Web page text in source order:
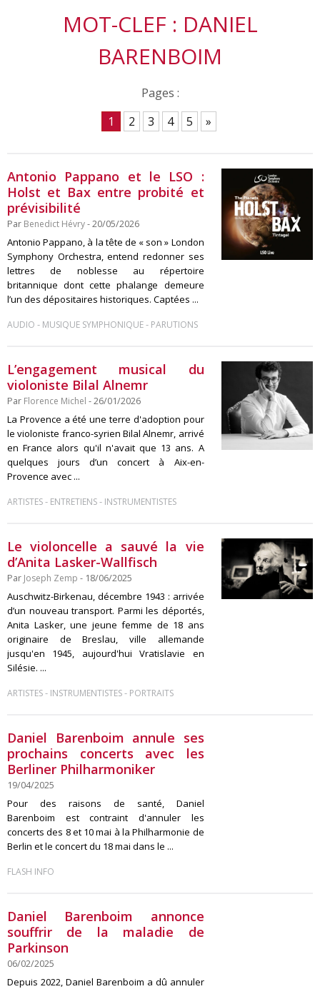
MOT-CLEF : DANIEL
BARENBOIM
Pages :
1
2 3 4 5 »
Antonio Pappano et le LSO :
Holst et Bax entre probité et
prévisibilité
Par Benedict Hévry- 20/05/2026
Antonio Pappano, à la tête de « son » London
Symphony Orchestra, entend redonner ses
lettres de noblesse au répertoire
britannique dont cette phalange demeure
l’un des dépositaires historiques. Captées ...
AUDIO - MUSIQUE SYMPHONIQUE- PARUTIONS
L’engagement musical du
violoniste Bilal Alnemr
Par Florence Michel - 26/01/2026
La Provence a été une terre d'adoption pour
le violoniste franco-syrien Bilal Alnemr, arrivé
en France alors qu'il n'avait que 13 ans. A
quelques jours d’un concert à Aix-en-
Provence avec ...
ARTISTES- ENTRETIENS- INSTRUMENTISTES
Le violoncelle a sauvé la vie
d’Anita Lasker-Wallfisch
Par Joseph Zemp - 18/06/2025
Auschwitz-Birkenau, décembre 1943 : arrivée
d’un nouveau transport. Parmi les déportés,
Anita Lasker, une jeune femme de 18 ans
originaire de Breslau, ville allemande
jusqu'en 1945, aujourd'hui Vratislavie en
Silésie. ...
ARTISTES- INSTRUMENTISTES- PORTRAITS
Daniel Barenboim annule ses
prochains concerts avec les
Berliner Philharmoniker
19/04/2025
Pour des raisons de santé, Daniel
Barenboim est contraint d'annuler les
concerts des 8 et 10 mai à la Philharmonie de
Berlin et le concert du 18 mai dans le ...
FLASH INFO
Daniel Barenboim annonce
souffrir de la maladie de
Parkinson
06/02/2025
Depuis 2022, Daniel Barenboim a dû annuler